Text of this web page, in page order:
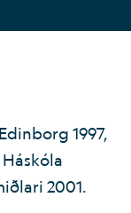
1997,
2001.